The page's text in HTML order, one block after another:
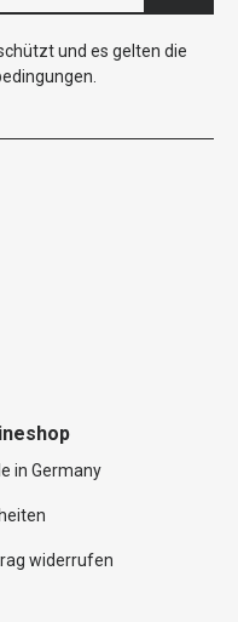
und es gelten die
in Germany
widerrufen